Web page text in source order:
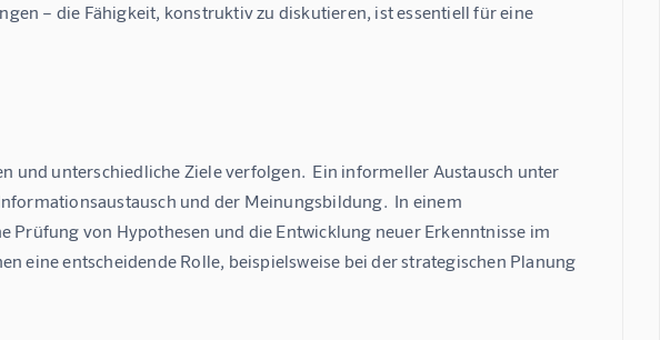
– die Fähigkeit, konstruktiv zu diskutieren, ist essentiell für eine
und unterschiedliche Ziele verfolgen.  Ein informeller Austausch unter
und der Meinungsbildung.  In einem
Prüfung von Hypothesen und die Entwicklung neuer Erkenntnisse im
eine entscheidende Rolle, beispielsweise bei der strategischen Planung